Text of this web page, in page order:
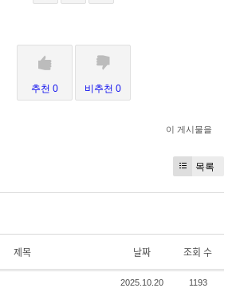
추천 0 비추천 0
이 게시물을
목록
제목 날짜 조회 수
2025.10.20 1193